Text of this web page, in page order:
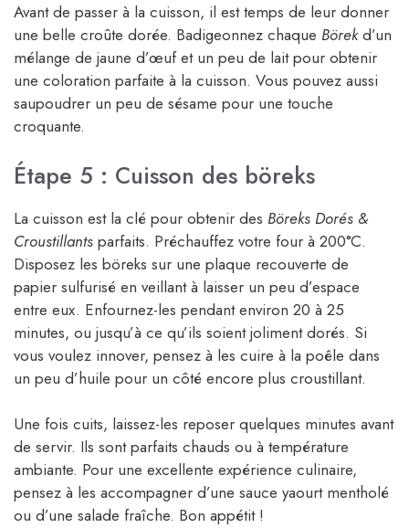
Avant de passer à la cuisson, il est temps de leur donner
une belle croûte dorée. Badigeonnez chaque Börekd’un
mélange de jaune d’œuf et un peu de lait pour obtenir
une coloration parfaite à la cuisson. Vous pouvez aussi
saupoudrer un peu de sésame pour une touche
croquante.
Étape 5 : Cuisson des böreks
La cuisson est la clé pour obtenir des Böreks Dorés &
Croustillants parfaits. Préchauffez votre four à 200°C.
Disposez les böreks sur une plaque recouverte de
papier sulfurisé en veillant à laisser un peu d’espace
entre eux. Enfournez-les pendant environ 20 à 25
minutes, ou jusqu’à ce qu’ils soient joliment dorés. Si
vous voulez innover, pensez à les cuire à la poêle dans
un peu d’huile pour un côté encore plus croustillant.
Une fois cuits, laissez-les reposer quelques minutes avant
de servir. Ils sont parfaits chauds ou à température
ambiante. Pour une excellente expérience culinaire,
pensez à les accompagner d’une sauce yaourt mentholé
ou d’une salade fraîche. Bon appétit !